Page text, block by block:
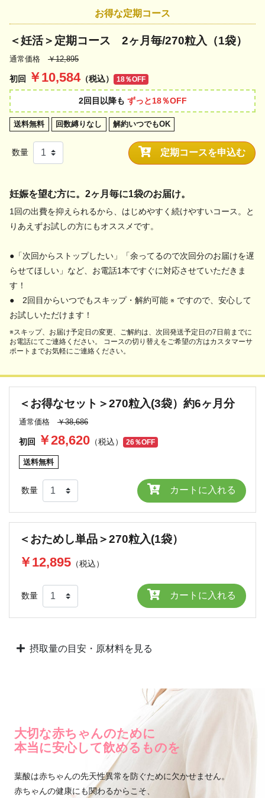
お得な定期コース
＜妊活＞定期コース 2ヶ月毎/270粒入（1袋）
通常価格 ￥12,895
初回 ￥10,584（税込） 18％OFF
2回目以降も ずっと18％OFF
送料無料 回数縛りなし 解約いつでもOK
数量 定期コースを申込む
妊娠を望む方に。2ヶ月毎に1袋のお届け。
1回の出費を抑えられるから、はじめやすく続けやすいコース。と
りあえずお試しの方にもオススメです。
●「次回からストップしたい」「余ってるので次回分のお届けを遅
らせてほしい」など、お電話1本ですぐに対応させていただきま
す！
● 2回目からいつでもスキップ・解約可能 ※ ですので、安心して
お試しいただけます！
※スキップ、お届け予定日の変更、ご解約は、次回発送予定日の7日前までに
お電話にてご連絡ください。 コースの切り替えをご希望の方はカスタマーサ
ポートまでお気軽にご連絡ください。
＜お得なセット＞270粒入(3袋）約6ヶ月分
通常価格 ￥38,686
初回 ￥28,620 （税込） 26％OFF
送料無料
数量 カートに入れる
＜おためし単品＞270粒入(1袋）
￥12,895 （税込）
数量 カートに入れる
摂取量の目安・原材料を見る
大切な赤ちゃんのために
本当に安心して飲めるものを
葉酸は赤ちゃんの先天性異常を防ぐために欠かせません。
赤ちゃんの健康にも関わるからこそ、